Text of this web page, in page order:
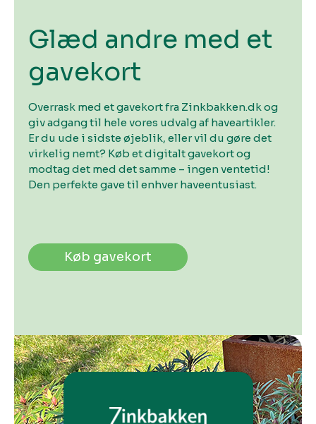
Glæd andre med et
gavekort
Overrask med et gavekort fra Zinkbakken.dk og
giv adgang til hele vores udvalg af haveartikler.
Er du ude i sidste øjeblik, eller vil du gøre det
virkelig nemt? Køb et digitalt gavekort og
modtag det med det samme – ingen ventetid!
Den perfekte gave til enhver haveentusiast.
Køb gavekort